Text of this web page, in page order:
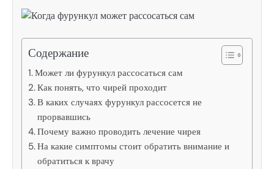
Содержание
Может ли фурункул рассосаться сам
Как понять, что чирей проходит
В каких случаях фурункул рассосется не
прорвавшись
Почему важно проводить лечение чирея
На какие симптомы стоит обратить внимание и
обратиться к врачу